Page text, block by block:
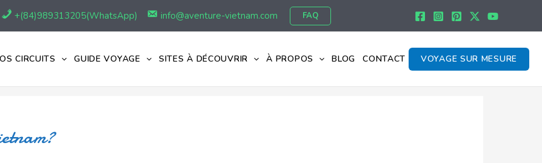
+(84)989313205(WhatsApp) info@aventure-vietnam.com FAQ
CIRCUITS GUIDE VOYAGE SITES À DÉCOUVRIR À PROPOS BLOG CONTACT VOYAGE SUR MESURE